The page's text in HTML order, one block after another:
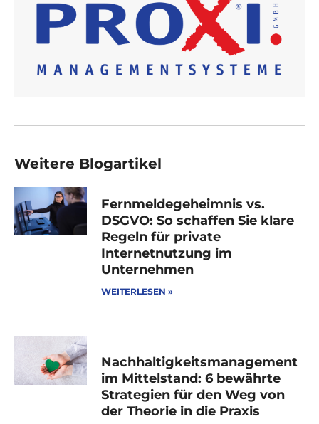
Weitere Blogartikel
Fernmeldegeheimnis vs.
DSGVO: So schaffen Sie klare
Regeln für private
Internetnutzung im
Unternehmen
WEITERLESEN »
Nachhaltigkeitsmanagement
im Mittelstand: 6 bewährte
Strategien für den Weg von
der Theorie in die Praxis